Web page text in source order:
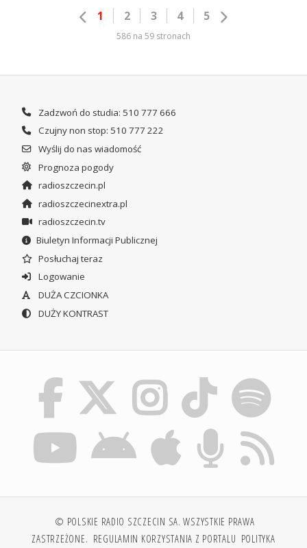
1 2 3 4 5
586 na 59 stronach
Zadzwoń do studia: 510 777 666
Czujny non stop: 510 777 222
Wyślij do nas wiadomość
Prognoza pogody
radioszczecin.pl
radioszczecinextra.pl
radioszczecin.tv
Biuletyn Informacji Publicznej
Posłuchaj teraz
Logowanie
DUŻA CZCIONKA
DUŻY KONTRAST
© POLSKIE RADIO SZCZECIN SA. WSZYSTKIE PRAWA
ZASTRZEŻONE. REGULAMIN KORZYSTANIA Z PORTALU POLITYKA